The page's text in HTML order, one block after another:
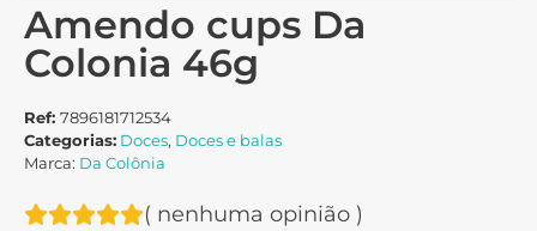
Amendo cups Da
Colonia 46g
Ref: 7896181712534
Categorias: Doces, Doces e balas
Marca: Da Colônia
( nenhuma opinião )